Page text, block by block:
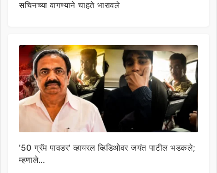
सचिनच्या वागण्याने चाहते भारावले
’50 ग्रॅम पावडर’ व्हायरल व्हिडिओवर जयंत पाटील भडकले;
म्हणाले…